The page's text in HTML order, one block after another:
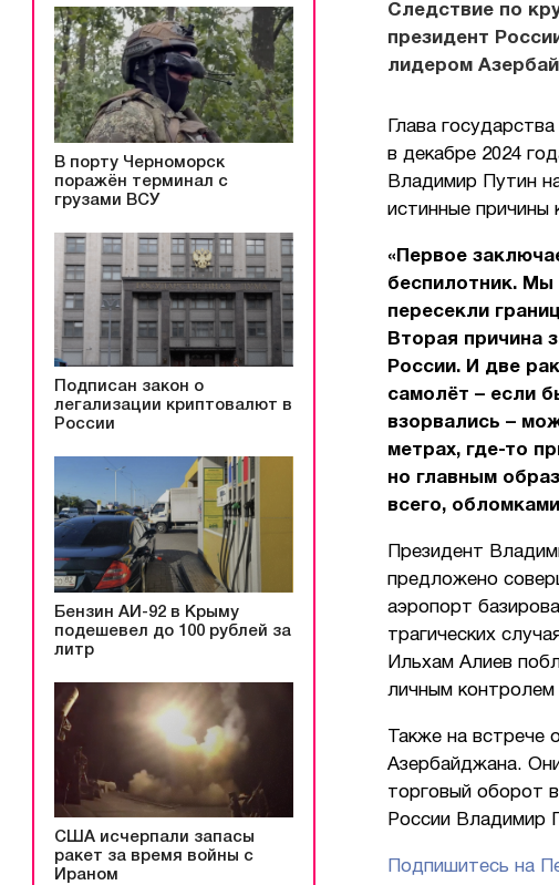
В порту Черноморск
поражён терминал с
грузами ВСУ
Подписан закон о
легализации криптовалют в
России
Бензин АИ-92 в Крыму
подешевел до 100 рублей за
литр
США исчерпали запасы
ракет за время войны с
Ираном
Следствие по
президент
лидером
Глава
в декабре 2024
Владимир Путин
истинные причины
«Первое
беспилотник. Мы
пересекли
Вторая причина
России. И две
самолёт – если
взорвались –
метрах, где-то
но главным
всего,
Президент
предложено
аэропорт
трагических
Ильхам Алиев
личным контролем
Также на встрече
Азербайджана.
торговый оборот
России Владимир
Подпишитесь на